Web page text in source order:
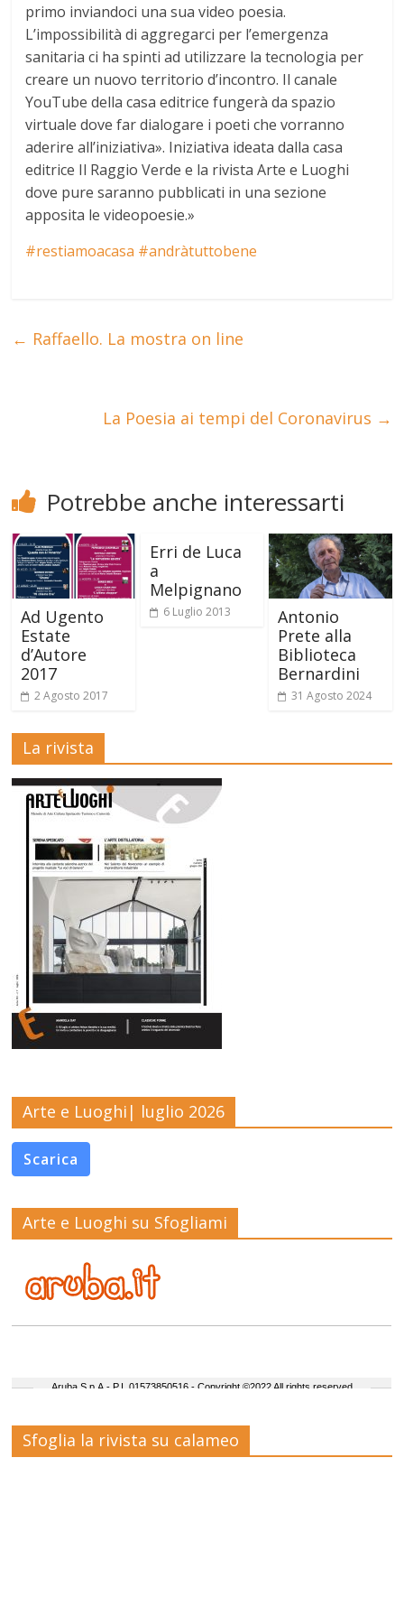
primo inviandoci una sua video poesia.
L’impossibilità di aggregarci per l’emergenza
sanitaria ci ha spinti ad utilizzare la tecnologia per
creare un nuovo territorio d’incontro. Il canale
YouTube della casa editrice fungerà da spazio
virtuale dove far dialogare i poeti che vorranno
aderire all’iniziativa». Iniziativa ideata dalla casa
editrice Il Raggio Verde e la rivista Arte e Luoghi
dove pure saranno pubblicati in una sezione
apposita le videopoesie.»
#restiamoacasa #andràtuttobene
← Raffaello. La mostra on line
La Poesia ai tempi del Coronavirus →
Potrebbe anche interessarti
Ad Ugento
Estate
d’Autore
2017
2 Agosto 2017
Erri de Luca
a
Melpignano
6 Luglio 2013
Antonio
Prete alla
Biblioteca
Bernardini
31 Agosto 2024
La rivista
Arte e Luoghi| luglio 2026
Scarica
Arte e Luoghi su Sfogliami
Sfoglia la rivista su calameo